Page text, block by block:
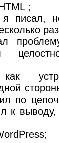
;
я писал,
по
к выводу,